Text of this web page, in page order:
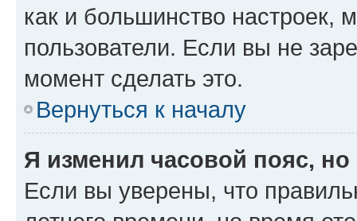
как и большинство настроек,
пользователи. Если вы не
момент сделать это.
Вернуться к началу
Я изменил часовой пояс,
Если вы уверены, что